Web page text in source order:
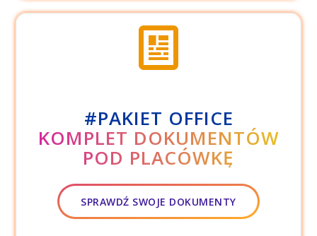
#PAKIET OFFICE
KOMPLET DOKUMENTÓW
POD PLACÓWKĘ
SPRAWDŹ SWOJE DOKUMENTY